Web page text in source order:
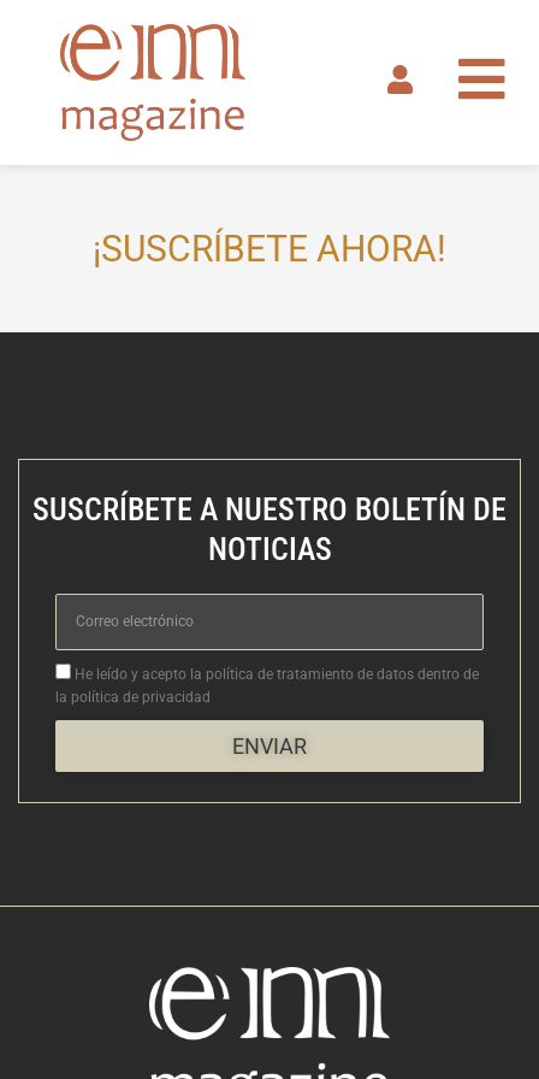
contenido
¡SUSCRÍBETE AHORA!
SUSCRÍBETE A NUESTRO BOLETÍN DE
NOTICIAS
Correo
electrónico
Aceptacion
He leído y acepto la política de tratamiento de datos dentro de
la política de privacidad
ENVIAR